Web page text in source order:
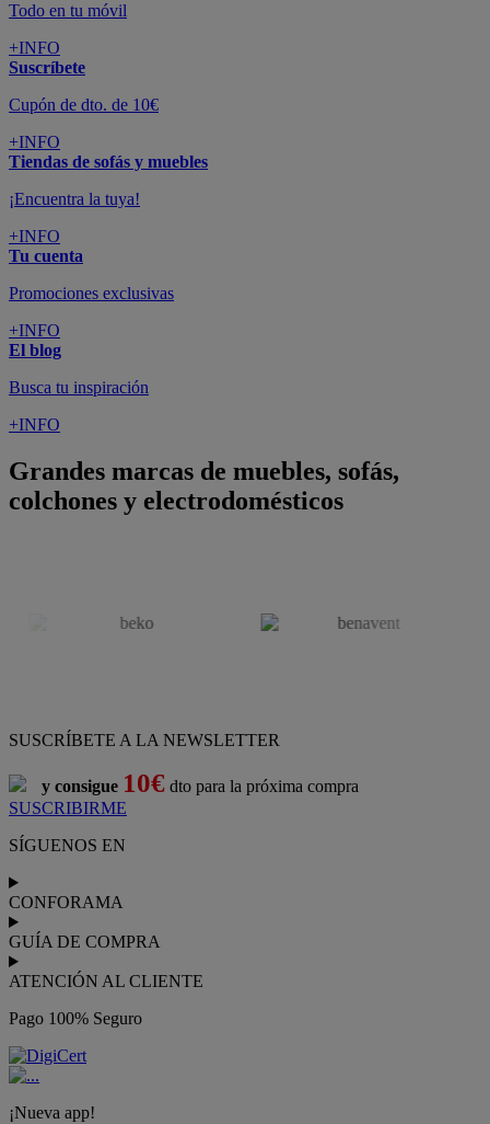
Todo en tu móvil
+INFO
Suscríbete
Cupón de dto. de 10€
+INFO
Tiendas de sofás y muebles
¡Encuentra la tuya!
+INFO
Tu cuenta
Promociones exclusivas
+INFO
El blog
Busca tu inspiración
+INFO
Grandes marcas de muebles, sofás,
colchones y electrodomésticos
SUSCRÍBETE A LA NEWSLETTER
y consigue 10€ dto para la próxima compra
SUSCRIBIRME
SÍGUENOS EN
CONFORAMA
GUÍA DE COMPRA
ATENCIÓN AL CLIENTE
Pago 100% Seguro
¡Nueva app!